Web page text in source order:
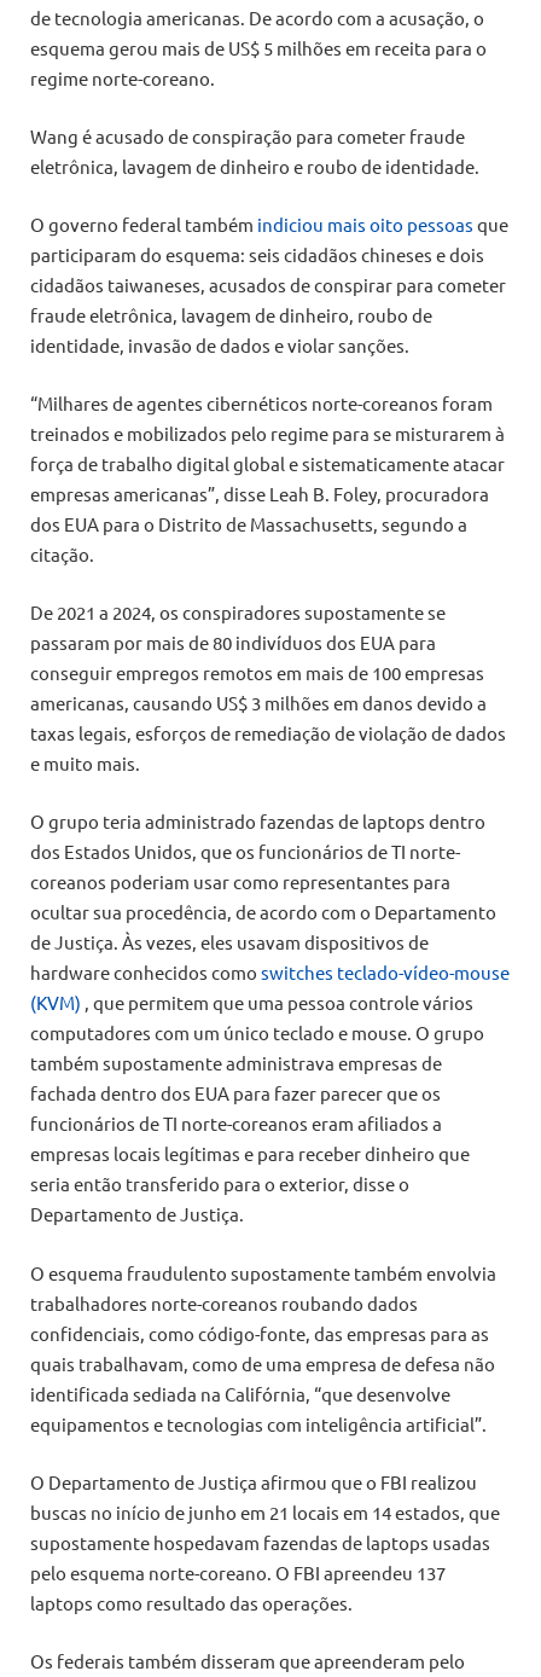
de tecnologia americanas. De acordo com a acusação, o
esquema gerou mais de US$ 5 milhões em receita para o
regime norte-coreano.
Wang é acusado de conspiração para cometer fraude
eletrônica, lavagem de dinheiro e roubo de identidade.
O governo federal também indiciou mais oito pessoas que
participaram do esquema: seis cidadãos chineses e dois
cidadãos taiwaneses, acusados ​​de conspirar para cometer
fraude eletrônica, lavagem de dinheiro, roubo de
identidade, invasão de dados e violar sanções.
“Milhares de agentes cibernéticos norte-coreanos foram
treinados e mobilizados pelo regime para se misturarem à
força de trabalho digital global e sistematicamente atacar
empresas americanas”, disse Leah B. Foley, procuradora
dos EUA para o Distrito de Massachusetts, segundo a
citação.
De 2021 a 2024, os conspiradores supostamente se
passaram por mais de 80 indivíduos dos EUA para
conseguir empregos remotos em mais de 100 empresas
americanas, causando US$ 3 milhões em danos devido a
taxas legais, esforços de remediação de violação de dados
e muito mais.
O grupo teria administrado fazendas de laptops dentro
dos Estados Unidos, que os funcionários de TI norte-
coreanos poderiam usar como representantes para
ocultar sua procedência, de acordo com o Departamento
de Justiça. Às vezes, eles usavam dispositivos de
hardware conhecidos como switches teclado-vídeo-mouse
(KVM) , que permitem que uma pessoa controle vários
computadores com um único teclado e mouse. O grupo
também supostamente administrava empresas de
fachada dentro dos EUA para fazer parecer que os
funcionários de TI norte-coreanos eram afiliados a
empresas locais legítimas e para receber dinheiro que
seria então transferido para o exterior, disse o
Departamento de Justiça.
O esquema fraudulento supostamente também envolvia
trabalhadores norte-coreanos roubando dados
confidenciais, como código-fonte, das empresas para as
quais trabalhavam, como de uma empresa de defesa não
identificada sediada na Califórnia, “que desenvolve
equipamentos e tecnologias com inteligência artificial”.
O Departamento de Justiça afirmou que o FBI realizou
buscas no início de junho em 21 locais em 14 estados, que
supostamente hospedavam fazendas de laptops usadas
pelo esquema norte-coreano. O FBI apreendeu 137
laptops como resultado das operações.
Os federais também disseram que apreenderam pelo